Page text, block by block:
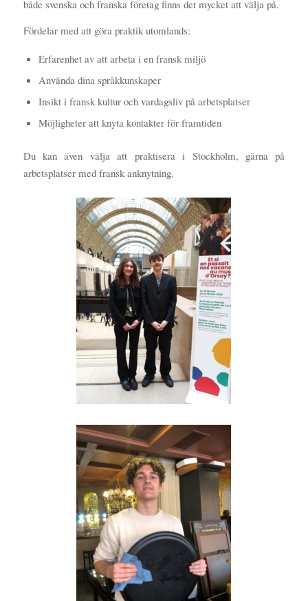
både svenska och franska företag finns det mycket att välja på.
Fördelar med att göra praktik utomlands:
Erfarenhet av att arbeta i en fransk miljö
Använda dina språkkunskaper
Insikt i fransk kultur och vardagsliv på arbetsplatser
Möjligheter att knyta kontakter för framtiden
Du kan även välja att praktisera i Stockholm, gärna på
arbetsplatser med fransk anknytning.